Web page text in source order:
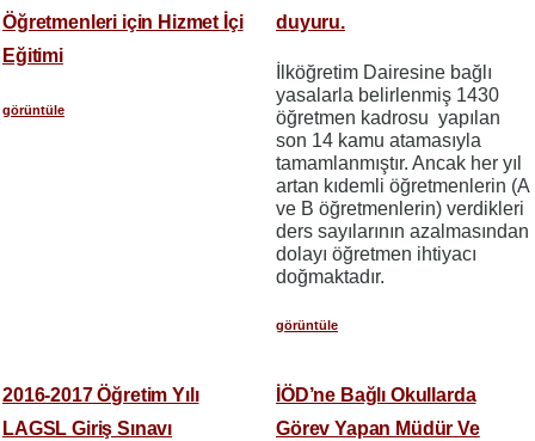
Öğretmenleri için Hizmet İçi
Eğitimi
görüntüle
duyuru.
İlköğretim Dairesine bağlı
yasalarla belirlenmiş 1430
öğretmen kadrosu yapılan
son 14 kamu atamasıyla
tamamlanmıştır. Ancak her yıl
artan kıdemli öğretmenlerin (A
ve B öğretmenlerin) verdikleri
ders sayılarının azalmasından
dolayı öğretmen ihtiyacı
doğmaktadır.
görüntüle
2016-2017 Öğretim Yılı
LAGSL Giriş Sınavı
İÖD’ne Bağlı Okullarda
Görev Yapan Müdür Ve